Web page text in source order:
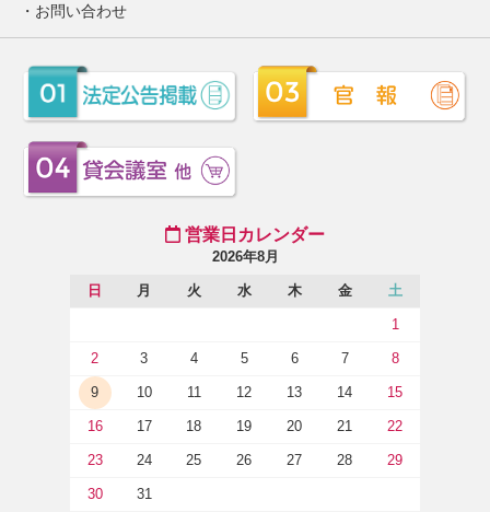
お問い合わせ
営業日カレンダー
2026年8月
日 月 火 水 木 金 土
1
2 3 4 5 6 7 8
9 10 11 12 13 14 15
16 17 18 19 20 21 22
23 24 25 26 27 28 29
30 31